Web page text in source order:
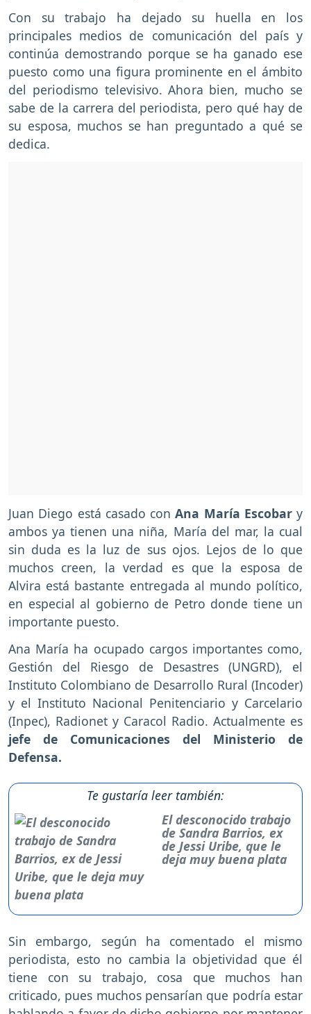
Con su trabajo ha dejado su huella en los
principales medios de comunicación del país y
continúa demostrando porque se ha ganado ese
puesto como una figura prominente en el ámbito
del periodismo televisivo. Ahora bien, mucho se
sabe de la carrera del periodista, pero qué hay de
su esposa, muchos se han preguntado a qué se
dedica.
Juan Diego está casado conAna María Escobar y
ambos ya tienen una niña, María del mar, la cual
sin duda es la luz de sus ojos. Lejos de lo que
muchos creen, la verdad es que la esposa de
Alvira está bastante entregada al mundo político,
en especial al gobierno de Petro donde tiene un
importante puesto.
Ana María ha ocupado cargos importantes como,
Gestión del Riesgo de Desastres (UNGRD), el
Instituto Colombiano de Desarrollo Rural (Incoder)
y el Instituto Nacional Penitenciario y Carcelario
(Inpec), Radionet y Caracol Radio. Actualmente es
jefe de Comunicaciones del Ministerio de
Defensa.
Te gustaría leer también:
El desconocido trabajo
de Sandra Barrios, ex
de Jessi Uribe, que le
deja muy buena plata
Sin embargo, según ha comentado el mismo
periodista, esto no cambia la objetividad que él
tiene con su trabajo, cosa que muchos han
criticado, pues muchos pensarían que podría estar